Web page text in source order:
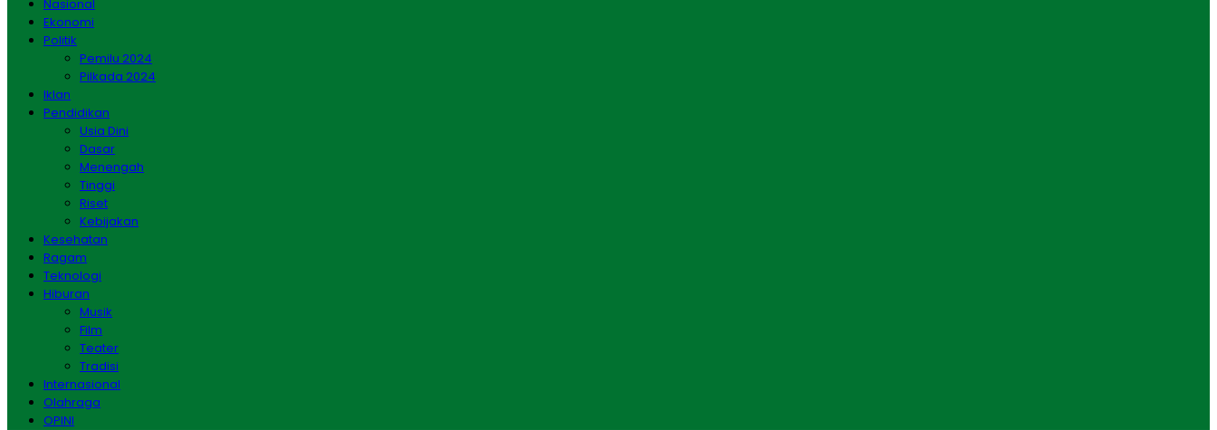
Nasional
Ekonomi
Politik
Pemilu 2024
Pilkada 2024
Iklan
Pendidikan
Usia Dini
Dasar
Menengah
Tinggi
Riset
Kebijakan
Kesehatan
Ragam
Teknologi
Hiburan
Musik
Film
Teater
Tradisi
Internasional
Olahraga
OPINI